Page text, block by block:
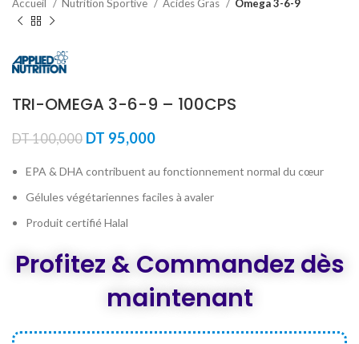
Accueil Nutrition Sportive Acides Gras Omega 3-6-9
TRI-OMEGA 3-6-9 – 100CPS
DT100,000 Le
initial
DT 100,000.
DT 95,000Le
actuel
DT 95,000.
EPA & DHA contribuent au fonctionnement normal du cœur
Gélules végétariennes faciles à avaler
Produit certifié Halal
Profitez & Commandez dès
maintenant